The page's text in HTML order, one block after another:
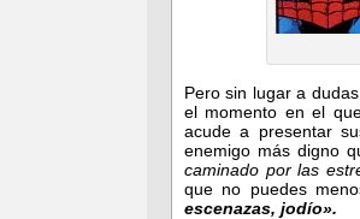
Pero sin lugar a
el momento en el
acude a presentar
enemigo más digno
caminado por las
que no puedes
escenazas, jodío».